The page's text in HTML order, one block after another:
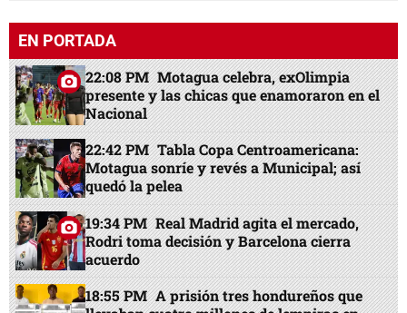
EN PORTADA
22:08 PM Motagua celebra, exOlimpia
presente y las chicas que enamoraron en el
Nacional
22:42 PM Tabla Copa Centroamericana:
Motagua sonríe y revés a Municipal; así
quedó la pelea
19:34 PM Real Madrid agita el mercado,
Rodri toma decisión y Barcelona cierra
acuerdo
18:55 PM A prisión tres hondureños que